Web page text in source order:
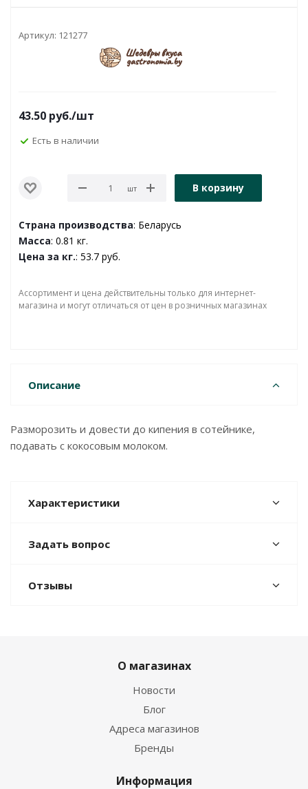
Артикул: 121277
43.50 руб./шт
Есть в наличии
шт В корзину
Страна производства: Беларусь
Масса: 0.81 кг.
Цена за кг.: 53.7 руб.
Ассортимент и цена действительны только для интернет-
магазина и могут отличаться от цен в розничных магазинах
Описание
Разморозить и довести до кипения в сотейнике,
подавать с кокосовым молоком.
Характеристики
Задать вопрос
Отзывы
О магазинах
Новости
Блог
Адреса магазинов
Бренды
Информация